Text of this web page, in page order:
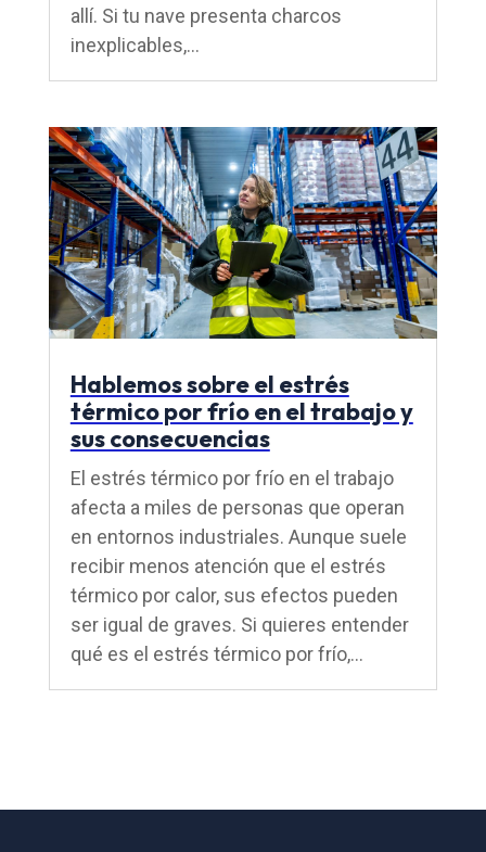
allí. Si tu nave presenta charcos
inexplicables,...
Hablemos sobre el estrés
térmico por frío en el trabajo y
sus consecuencias
El estrés térmico por frío en el trabajo
afecta a miles de personas que operan
en entornos industriales. Aunque suele
recibir menos atención que el estrés
térmico por calor, sus efectos pueden
ser igual de graves. Si quieres entender
qué es el estrés térmico por frío,...